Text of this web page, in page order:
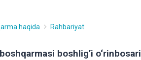
haqida Rahbariyat
boshlig’i o‘rinbosаri